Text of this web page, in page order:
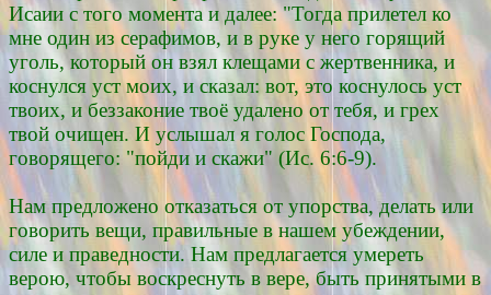
Исаии с того момента и далее: "Тогда прилетел ко
мне один из серафимов, и в руке у него горящий
уголь, который он взял клещами с жертвенника, и
коснулся уст моих, и сказал: вот, это коснулось уст
твоих, и беззаконие твоё удалено от тебя, и грех
твой очищен. И услышал я голос Господа,
говорящего: "пойди и скажи" (Ис. 6:6-9).
Нам предложено отказаться от упорства, делать или
говорить вещи, правильные в нашем убеждении,
силе и праведности. Нам предлагается умереть
верою, чтобы воскреснуть в вере, быть принятыми в